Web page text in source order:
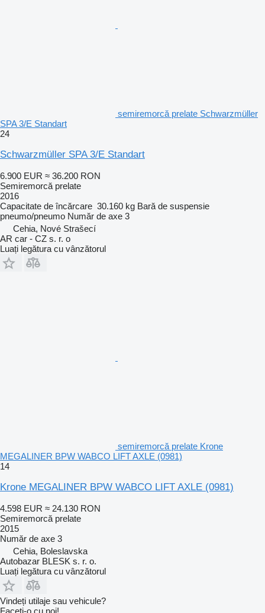
semiremorcă prelate Schwarzmüller
SPA 3/E Standart
24
Schwarzmüller SPA 3/E Standart
6.900 EUR ≈ 36.200 RON
Semiremorcă prelate
2016
Capacitate de încărcare 30.160 kg Bară de suspensie
pneumo/pneumo Număr de axe 3
Cehia, Nové Strašecí
AR car - CZ s. r. o
Luați legătura cu vânzătorul
semiremorcă prelate Krone
MEGALINER BPW WABCO LIFT AXLE (0981)
14
Krone MEGALINER BPW WABCO LIFT AXLE (0981)
4.598 EUR ≈ 24.130 RON
Semiremorcă prelate
2015
Număr de axe 3
Cehia, Boleslavska
Autobazar BLESK s. r. o.
Luați legătura cu vânzătorul
Vindeți utilaje sau vehicule?
Faceți-o cu noi!